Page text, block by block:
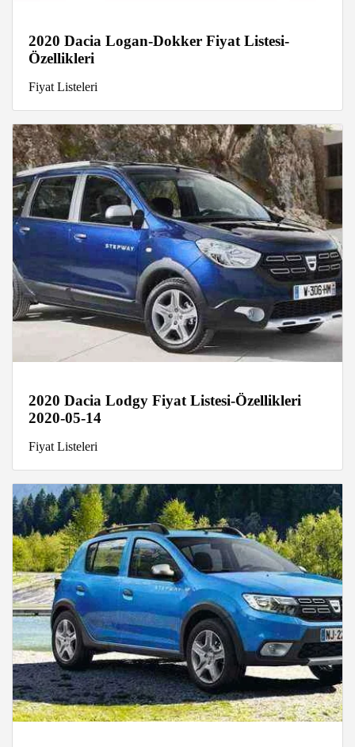
2020 Dacia Logan-Dokker Fiyat Listesi-
Özellikleri
Fiyat Listeleri
2020 Dacia Lodgy Fiyat Listesi-Özellikleri
2020-05-14
Fiyat Listeleri